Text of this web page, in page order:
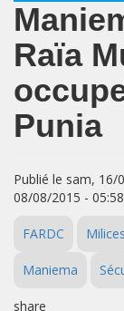
Raïa
Punia
Publié le sam,
08/08/2015 - 05:58
FARDC Milices
Maniema
share